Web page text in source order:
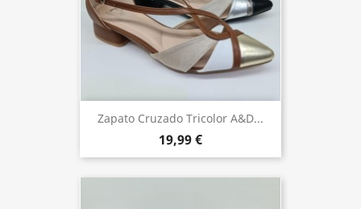
Zapato Cruzado Tricolor A&D...
19,99 €